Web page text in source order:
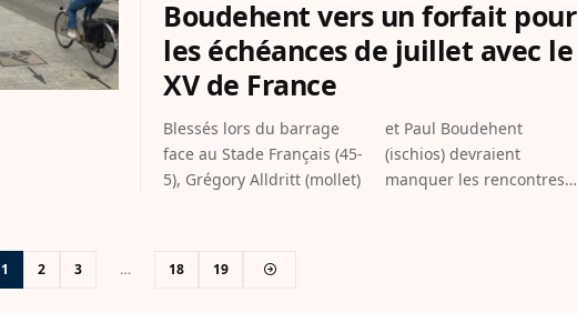
Boudehent vers un forfait pour
les échéances de juillet avec le
XV de France
Blessés lors du barrage
face au Stade Français (45-
5), Grégory Alldritt (mollet)
et Paul Boudehent
(ischios) devraient
manquer les rencontres…
1 2 3 … 18 19